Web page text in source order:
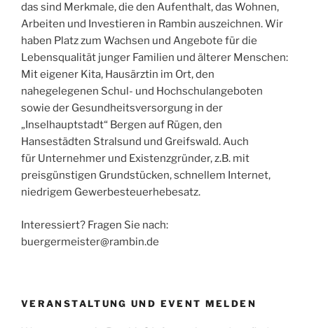
das sind Merkmale, die den Aufenthalt, das Wohnen,
Arbeiten und Investieren in Rambin auszeichnen. Wir
haben Platz zum Wachsen und Angebote für die
Lebensqualität junger Familien und älterer Menschen:
Mit eigener Kita, Hausärztin im Ort, den
nahegelegenen Schul- und Hochschulangeboten
sowie der Gesundheitsversorgung in der
„Inselhauptstadt“ Bergen auf Rügen, den
Hansestädten Stralsund und Greifswald. Auch
für Unternehmer und Existenzgründer, z.B. mit
preisgünstigen Grundstücken, schnellem Internet,
niedrigem Gewerbesteuerhebesatz.
Interessiert? Fragen Sie nach:
buergermeister@rambin.de
VERANSTALTUNG UND EVENT MELDEN